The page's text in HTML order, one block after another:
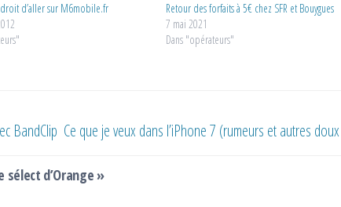
droit d’aller sur M6mobile.fr
Retour des forfaits à 5€ chez SFR et Bouygues
7 mai 2021
Dans "opérateurs"
BandClip Ce que je veux dans l’iPhone 7 (rumeurs et autres
sélect d’Orange »